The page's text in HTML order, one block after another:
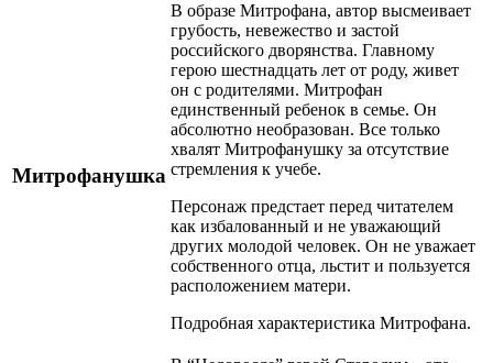
Митрофанушка
В образе Митрофана, автор высмеивает
грубость, невежество и застой
российского дворянства. Главному
герою шестнадцать лет от роду, живет
он с родителями. Митрофан
единственный ребенок в семье. Он
абсолютно необразован. Все только
хвалят Митрофанушку за отсутствие
стремления к учебе.
Персонаж предстает перед читателем
как избалованный и не уважающий
других молодой человек. Он не уважает
собственного отца, льстит и пользуется
расположением матери.
Подробная характеристика Митрофана.